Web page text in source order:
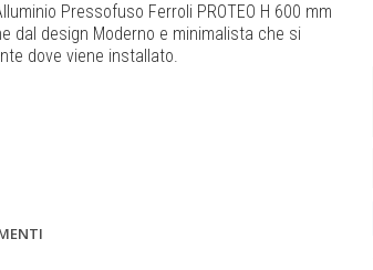
Pressofuso Ferroli PROTEO H 600 mm
dal design Moderno e minimalista che si
dove viene installato.